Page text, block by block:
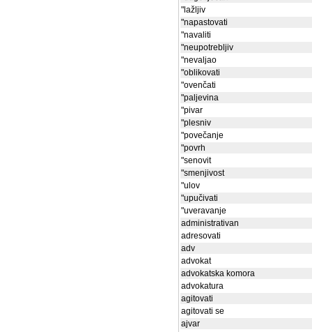
"lažljiv
"napastovati
"navaliti
"neupotrebljiv
"nevaljao
"oblikovati
"ovenčati
"paljevina
"pivar
"plesniv
"povečanje
"povrh
"senovit
"smenjivost
"ulov
"upučivati
"uveravanje
administrativan
adresovati
adv
advokat
advokatska komora
advokatura
agitovati
agitovati se
ajvar